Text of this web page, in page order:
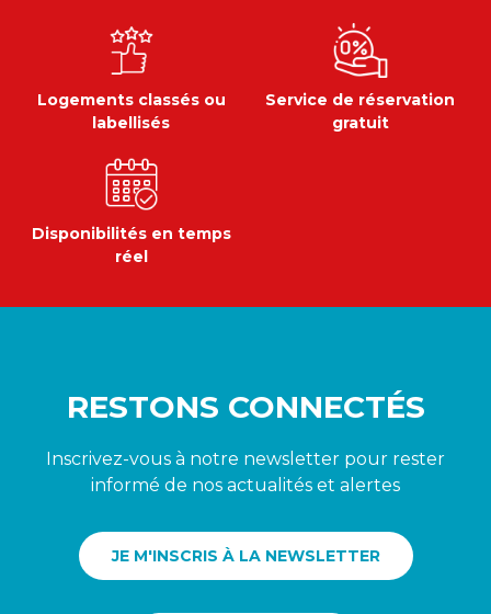
Logements classés ou
labellisés
Service de réservation
gratuit
Disponibilités en temps
réel
RESTONS CONNECTÉS
Inscrivez-vous à notre newsletter pour rester
informé de nos actualités et alertes
JE M'INSCRIS À LA NEWSLETTER